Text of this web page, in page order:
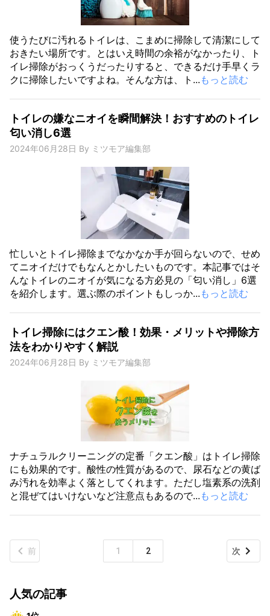
使うたびに汚れるトイレは、こまめに掃除して清潔にして
おきたい場所です。とはいえ時間の余裕がなかったり、ト
イレ掃除がおっくうだったりすると、できるだけ手早くラ
クに掃除したいですよね。そんな方は、ト... もっと読む
トイレの嫌なニオイを瞬間解決！おすすめのトイレ
匂い消し6選
2024年06月28日 By ミツモア編集部
忙しいとトイレ掃除までなかなか手が回らないので、せめ
てニオイだけでもなんとかしたいものです。本記事ではそ
んなトイレのニオイが気になる方必見の「匂い消し」6選
を紹介します。選ぶ際のポイントもしっか... もっと読む
トイレ掃除にはクエン酸！効果・メリットや掃除方
法をわかりやすく解説
2024年06月28日 By ミツモア編集部
ナチュラルクリーニングの定番「クエン酸」はトイレ掃除
にも効果的です。酸性の性質があるので、尿石などの黄ば
み汚れを効率よく落としてくれます。ただし塩素系の洗剤
と混ぜてはいけないなど注意点もあるので... もっと読む
前 1 2 次
人気の記事